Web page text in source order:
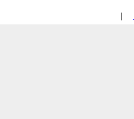
｜